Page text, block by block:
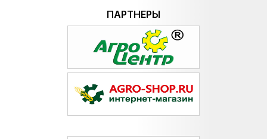
ПАРТНЕРЫ